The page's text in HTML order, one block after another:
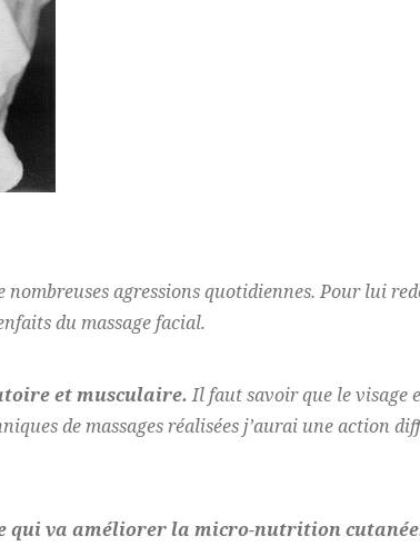
agressions quotidiennes. Pour lui
du massage facial.
et musculaire.Il faut savoir que le visage
de massages réalisées j’aurai une action
qui va améliorer la micro-nutrition